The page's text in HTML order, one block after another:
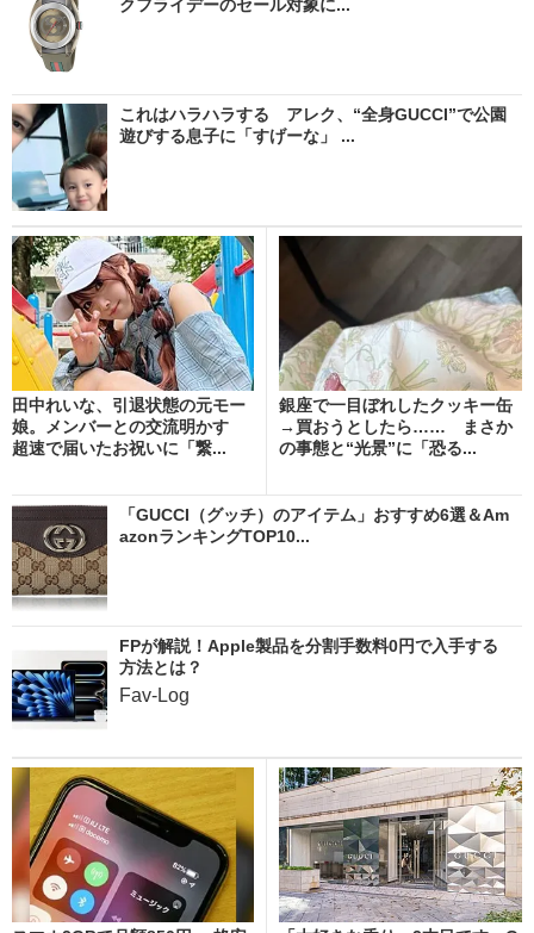
クフライデーのセール対象に...
これはハラハラする アレク、“全身GUCCI”で公園
遊びする息子に「すげーな」 ...
田中れいな、引退状態の元モー
娘。メンバーとの交流明かす
超速で届いたお祝いに「繋...
銀座で一目ぼれしたクッキー缶
→買おうとしたら…… まさか
の事態と“光景”に「恐る...
「GUCCI（グッチ）のアイテム」おすすめ6選＆Am
azonランキングTOP10...
FPが解説！Apple製品を分割手数料0円で入手する
方法とは？
Fav-Log